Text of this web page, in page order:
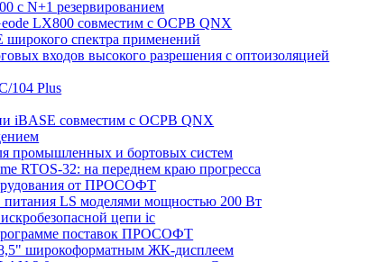
с N+1 резервированием
LX800 совместим с ОСРВ QNX
широкого спектра применений
входов высокого разрешения с оптоизоляцией
104 Plus
iBASE совместим с ОСРВ QNX
промышленных и бортовых систем
RTOS-32: на переднем краю прогресса
от ПРОСОФТ
питания LS моделями мощностью 200 Вт
цепи ic
поставок ПРОСОФТ
широкоформатным ЖК-дисплеем